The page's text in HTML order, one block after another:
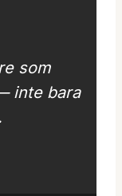
som
inte bara